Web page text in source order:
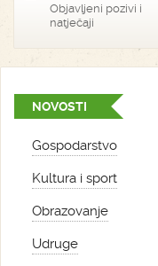
Objavljeni pozivi i
natječaji
NOVOSTI
Gospodarstvo
Kultura i sport
Obrazovanje
Udruge